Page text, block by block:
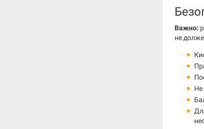
Важно:
не
Не